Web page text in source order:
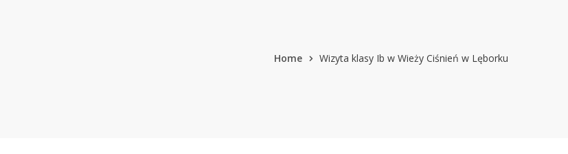
Home Wizyta klasy Ib w Wieży Ciśnień w Lęborku